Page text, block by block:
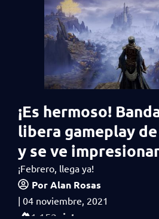
¡Es hermoso!
libera gameplay
y se ve
¡Febrero, llega ya!
PorAlan Rosas
| 04 noviembre, 2021